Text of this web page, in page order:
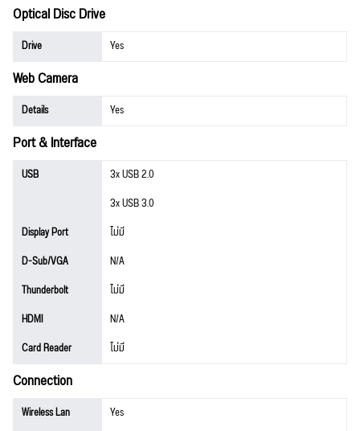
Optical Disc Drive
Drive Yes
Web Camera
Details Yes
Port & Interface
USB
3x USB 2.0
3x USB 3.0
Display Port
ไม่มี
D-Sub/VGA
N/A
Thunderbolt
ไม่มี
HDMI
N/A
Card Reader
ไม่มี
Connection
Wireless Lan
Yes